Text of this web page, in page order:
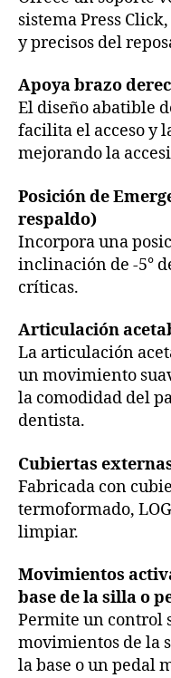
sistema Press
y precisos del
Apoya brazo
El diseño abatible
facilita el acceso y
mejorando la
Posición de
respaldo)
Incorpora una
inclinación de -5°
críticas.
Articulación
La articulación
un movimiento
la comodidad del
dentista.
Cubiertas
Fabricada con
termoformado,
limpiar.
Movimientos
base de la silla o
Permite un control
movimientos de la
la base o un pedal